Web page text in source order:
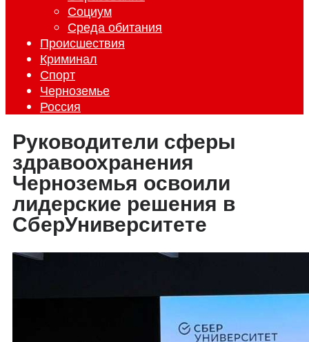
Социум
Среда обитания
Происшествия
Криминал
Спорт
Черноземье
Россия
Руководители сферы
здравоохранения
Черноземья освоили
лидерские решения в
СберУниверситете